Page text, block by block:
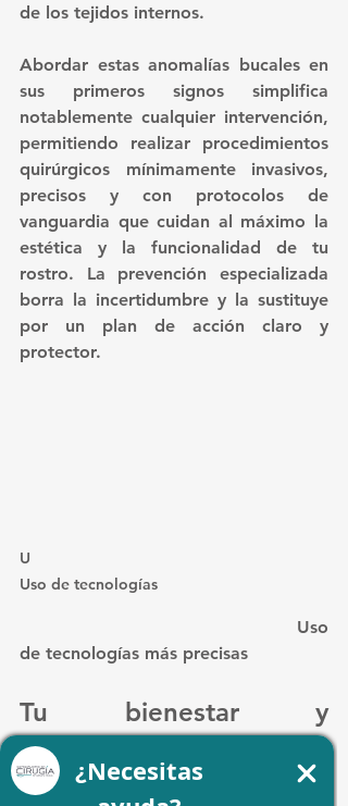
de los tejidos internos.
Abordar estas anomalías bucales en
sus primeros signos simplifica
notablemente cualquier intervención,
permitiendo realizar procedimientos
quirúrgicos mínimamente invasivos,
precisos y con protocolos de
vanguardia que cuidan al máximo la
estética y la funcionalidad de tu
rostro. La prevención especializada
borra la incertidumbre y la sustituye
por un plan de acción claro y
protector.
U
Uso de tecnologías
de tecnologías más precisas
Tu bienestar y
tranquilidad en las
mejores manos